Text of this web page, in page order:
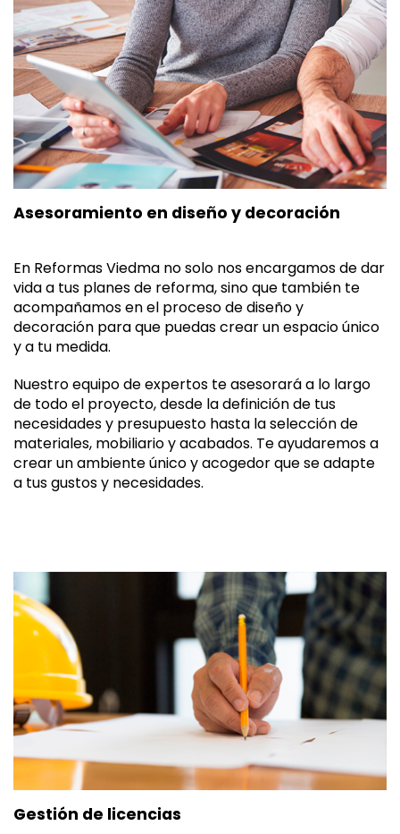
Asesoramiento en diseño y decoración
En Reformas Viedma no solo nos encargamos de dar
vida a tus planes de reforma, sino que también te
acompañamos en el proceso de diseño y
decoración para que puedas crear un espacio único
y a tu medida.
Nuestro equipo de expertos te asesorará a lo largo
de todo el proyecto, desde la definición de tus
necesidades y presupuesto hasta la selección de
materiales, mobiliario y acabados. Te ayudaremos a
crear un ambiente único y acogedor que se adapte
a tus gustos y necesidades.
Gestión de licencias